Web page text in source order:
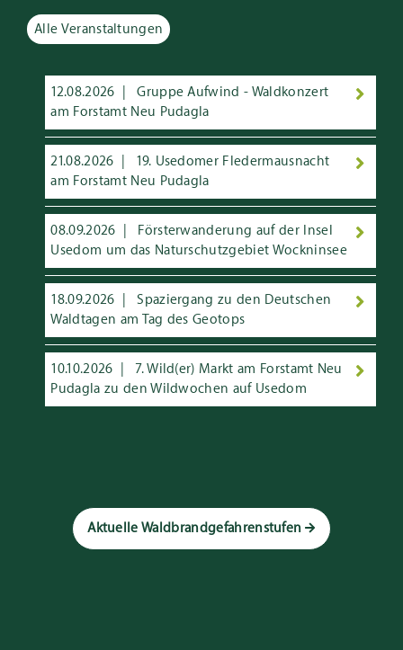
Alle Veranstaltungen
12.08.2026
Gruppe Aufwind - Waldkonzert
am Forstamt Neu Pudagla
21.08.2026
19. Usedomer Fledermausnacht
am Forstamt Neu Pudagla
08.09.2026
Försterwanderung auf der Insel
Usedom um das Naturschutzgebiet Wockninsee
18.09.2026
Spaziergang zu den Deutschen
Waldtagen am Tag des Geotops
10.10.2026
7. Wild(er) Markt am Forstamt Neu
Pudagla zu den Wildwochen auf Usedom
Aktuelle Waldbrandgefahrenstufen